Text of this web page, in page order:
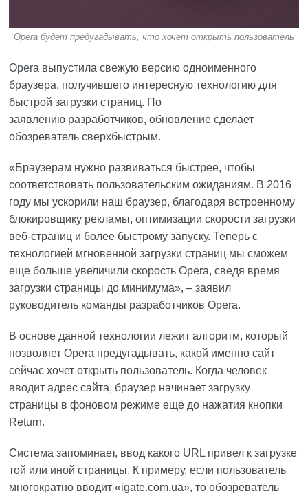
Opera будет предугадывать, что хочет открыть пользователь
Opera выпустила свежую версию одноименного
браузера, получившего интересную технологию для
быстрой загрузки страниц. По
заявлению разработчиков, обновление сделает
обозреватель сверхбыстрым.
«Браузерам нужно развиваться быстрее, чтобы
соответствовать пользовательским ожиданиям. В 2016
году мы ускорили наш браузер, благодаря встроенному
блокировщику рекламы, оптимизации скорости загрузки
веб-страниц и более быстрому запуску. Теперь с
технологией мгновенной загрузки страниц мы сможем
еще больше увеличили скорость Opera, сведя время
загрузки страницы до минимума», – заявил
руководитель команды разработчиков Opera.
В основе данной технологии лежит алгоритм, который
позволяет Opera предугадывать, какой именно сайт
сейчас хочет открыть пользователь. Когда человек
вводит адрес сайта, браузер начинает загрузку
страницы в фоновом режиме еще до нажатия кнопки
Return.
Система запоминает, ввод какого URL привел к загрузке
той или иной страницы. К примеру, если пользователь
многократно вводит «igate.com.ua», то обозреватель